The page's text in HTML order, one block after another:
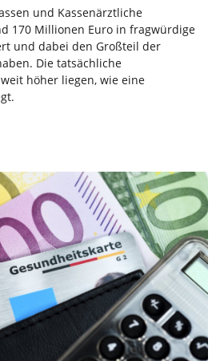
und Kassenärztliche
170 Millionen Euro in fragwürdige
und dabei den Großteil der
Die tatsächliche
höher liegen, wie eine